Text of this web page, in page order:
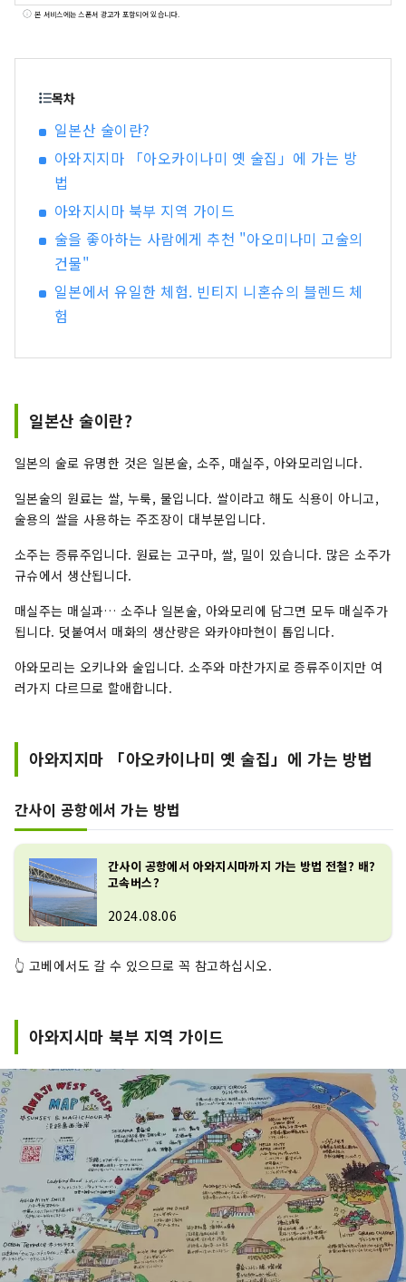
전개하고 있습니다. 일본인이라도 10년 이상 숙성
와 옛날의 미술의 마시는 비교를 즐길 수 있습니다.
②고주의 건물 오모테산도점 선물 세트 판매 일본
본 서비스에는 스폰서 광고가 포함되어 있습니다.
목차
일본산 술이란?
아와지지마 「아오카이나미 옛 술집」에 가는 방
법
아와지시마 북부 지역 가이드
술을 좋아하는 사람에게 추천 "아오미나미 고술의
건물"
일본에서 유일한 체험. 빈티지 니혼슈의 블렌드 체
험
일본산 술이란?
일본의 술로 유명한 것은 일본술, 소주, 매실주, 아와모리입니다.
일본술의 원료는 쌀, 누룩, 물입니다. 쌀이라고 해도 식용이 아니고,
술용의 쌀을 사용하는 주조장이 대부분입니다.
소주는 증류주입니다. 원료는 고구마, 쌀, 밀이 있습니다. 많은 소주가
규슈에서 생산됩니다.
매실주는 매실과… 소주나 일본술, 아와모리에 담그면 모두 매실주가
됩니다. 덧붙여서 매화의 생산량은 와카야마현이 톱입니다.
아와모리는 오키나와 술입니다. 소주와 마찬가지로 증류주이지만 여
러가지 다르므로 할애합니다.
아와지지마 「아오카이나미 옛 술집」에 가는 방법
간사이 공항에서 가는 방법
간사이 공항에서 아와지시마까지 가는 방법 전철? 배?
고속버스?
2024.08.06
👆 고베에서도 갈 수 있으므로 꼭 참고하십시오.
아와지시마 북부 지역 가이드